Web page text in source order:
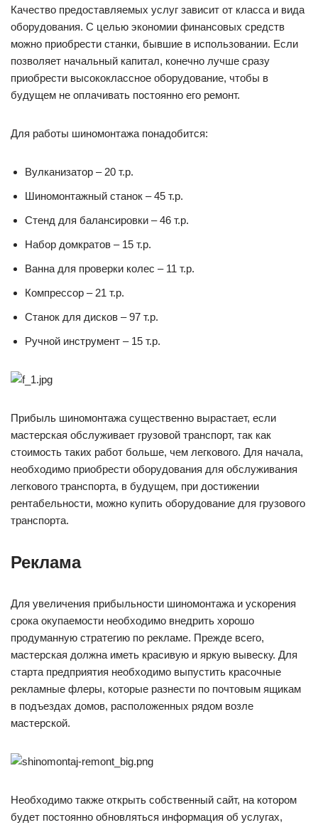
Качество предоставляемых услуг зависит от класса и вида
оборудования. С целью экономии финансовых средств
можно приобрести станки, бывшие в использовании. Если
позволяет начальный капитал, конечно лучше сразу
приобрести высококлассное оборудование, чтобы в
будущем не оплачивать постоянно его ремонт.
Для работы шиномонтажа понадобится:
Вулканизатор – 20 т.р.
Шиномонтажный станок – 45 т.р.
Стенд для балансировки – 46 т.р.
Набор домкратов – 15 т.р.
Ванна для проверки колес – 11 т.р.
Компрессор – 21 т.р.
Станок для дисков – 97 т.р.
Ручной инструмент – 15 т.р.
Прибыль шиномонтажа существенно вырастает, если
мастерская обслуживает грузовой транспорт, так как
стоимость таких работ больше, чем легкового. Для начала,
необходимо приобрести оборудования для обслуживания
легкового транспорта, в будущем, при достижении
рентабельности, можно купить оборудование для грузового
транспорта.
Реклама
Для увеличения прибыльности шиномонтажа и ускорения
срока окупаемости необходимо внедрить хорошо
продуманную стратегию по рекламе. Прежде всего,
мастерская должна иметь красивую и яркую вывеску. Для
старта предприятия необходимо выпустить красочные
рекламные флеры, которые разнести по почтовым ящикам
в подъездах домов, расположенных рядом возле
мастерской.
Необходимо также открыть собственный сайт, на котором
будет постоянно обновляться информация об услугах,